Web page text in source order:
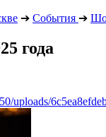
➔ События ➔
года
uploads/